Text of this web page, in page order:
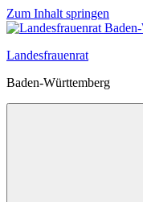
Zum Inhalt springen
Landesfrauenrat
Baden-Württemberg